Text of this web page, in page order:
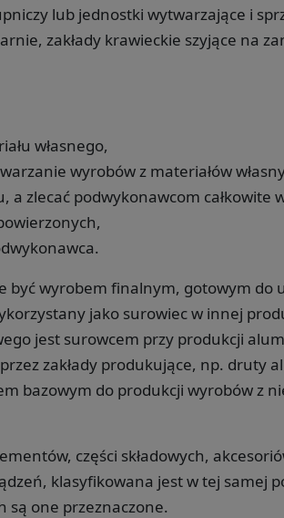
lub jednostki wytwarzające i
zakłady krawieckie szyjące na
własnego,
wyrobów z materiałów
a zlecać podwykonawcom całkowite
być wyrobem finalnym, gotowym do
jako surowiec w innej
jest surowcem przy produkcji
zakłady produkujące, np. druty
bazowym do produkcji wyrobów z
części składowych,
klasyfikowana jest w tej samej
są one przeznaczone.